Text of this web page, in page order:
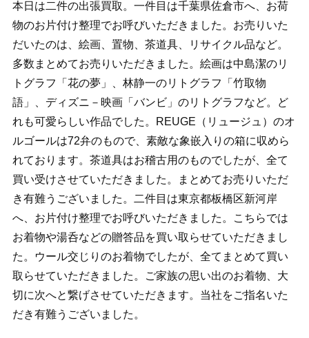
本日は二件の出張買取。一件目は千葉県佐倉市へ、お荷
物のお片付け整理でお呼びいただきました。お売りいた
だいたのは、絵画、置物、茶道具、リサイクル品など。
多数まとめてお売りいただきました。絵画は中島潔のリ
トグラフ「花の夢」、林静一のリトグラフ「竹取物
語」、ディズニ－映画「バンビ」のリトグラフなど。ど
れも可愛らしい作品でした。REUGE（リュージュ）のオ
ルゴールは72弁のもので、素敵な象嵌入りの箱に収めら
れております。茶道具はお稽古用のものでしたが、全て
買い受けさせていただきました。まとめてお売りいただ
き有難うございました。二件目は東京都板橋区新河岸
へ、お片付け整理でお呼びいただきました。こちらでは
お着物や湯呑などの贈答品を買い取らせていただきまし
た。ウール交じりのお着物でしたが、全てまとめて買い
取らせていただきました。ご家族の思い出のお着物、大
切に次へと繋げさせていただきます。当社をご指名いた
だき有難うございました。